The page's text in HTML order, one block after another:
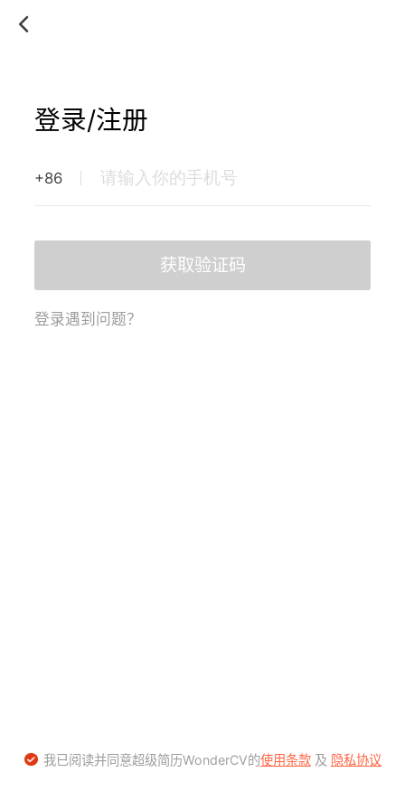
登录/注册
+86
获取验证码
登录遇到问题？
我已阅读并同意超级简历WonderCV的使用条款及 隐私协议